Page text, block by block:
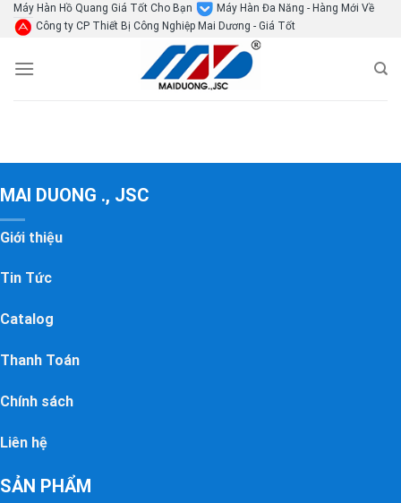
SkipMáy Hàn Hồ Quang Giá Tốt Cho Bạn
Máy Hàn Đa Năng - Hàng Mới Về
Công ty CP Thiết Bị Công Nghiệp Mai Dương - Giá Tốt
MAI DUONG ., JSC
Giới thiệu
Tin Tức
Catalog
Thanh Toán
Chính sách
Liên hệ
SẢN PHẨM